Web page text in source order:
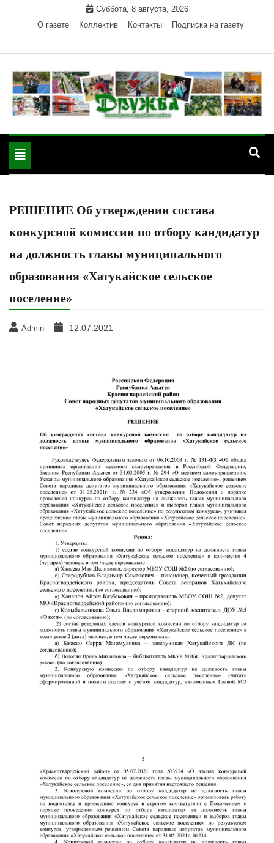
Суббота, 8 августа, 2026
О газете
Коллектив Контакты Подписка на газету
"Дружба" — газета
Красногвардейского района Республики Адыгея
Toggle
navigation
РЕШЕНИЕ Об утверждении состава
конкурсной комиссии по отбору кандидатур
на должность главы муниципального
образования «Хатукайское сельское
поселение»
Admin 12.07.2021